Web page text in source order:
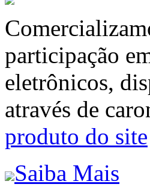
participação
eletrônicos,
através de
produto do site
Saiba Mais